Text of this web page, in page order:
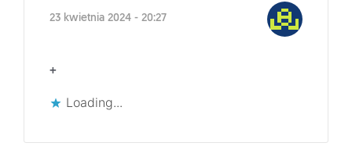
23 kwietnia 2024 - 20:27
+
Loading...